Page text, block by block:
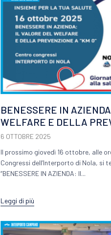
BENESSERE IN
WELFARE E DELLA
6 OTTOBRE 2025
Il prossimo giovedì 16 ottobre, alle
Congressi dell’Interporto di Nola, si
“BENESSERE IN AZIENDA: Il...
Leggi di più